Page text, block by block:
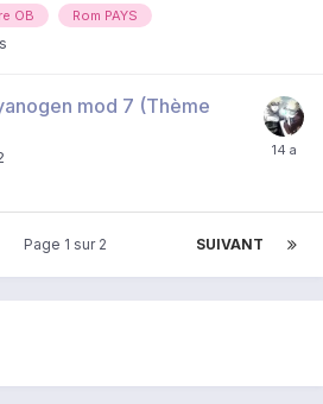
OB Rom PAYS
mod 7 (Thème
SUIVANT
Page 1 sur 2